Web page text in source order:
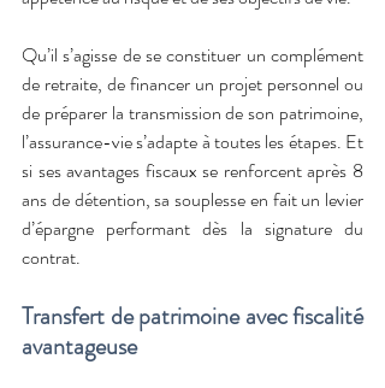
Qu’il s’agisse de se constituer un complément
de retraite, de financer un projet personnel ou
de préparer la transmission de son patrimoine,
l’assurance-vie s’adapte à toutes les étapes. Et
si ses avantages fiscaux se renforcent après 8
ans de détention, sa souplesse en fait un levier
d’épargne performant dès la signature du
contrat.
Transfert de patrimoine avec fiscalité
avantageuse